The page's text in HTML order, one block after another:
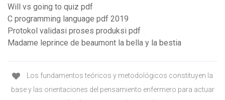
Will vs going to quiz pdf
C programming language pdf 2019
Protokol validasi proses produksi pdf
Madame leprince de beaumont la bella y la bestia
Los fundamentos teóricos y metodológicos constituyen la
base y las orientaciones del pensamiento enfermero para actuar